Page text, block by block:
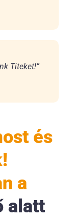
Titeket!”
és
a
alatt